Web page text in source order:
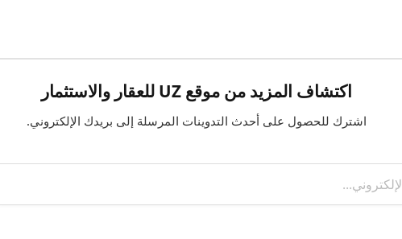
اكتشاف المزيد من موقع UZ للعقار والاستثمار
اشترك للحصول على أحدث التدوينات المرسلة إلى بريدك الإلكتروني.